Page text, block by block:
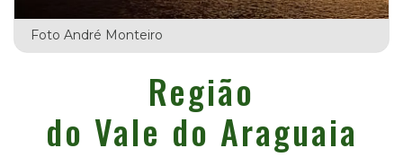
Foto André Monteiro
Região
do Vale do Araguaia